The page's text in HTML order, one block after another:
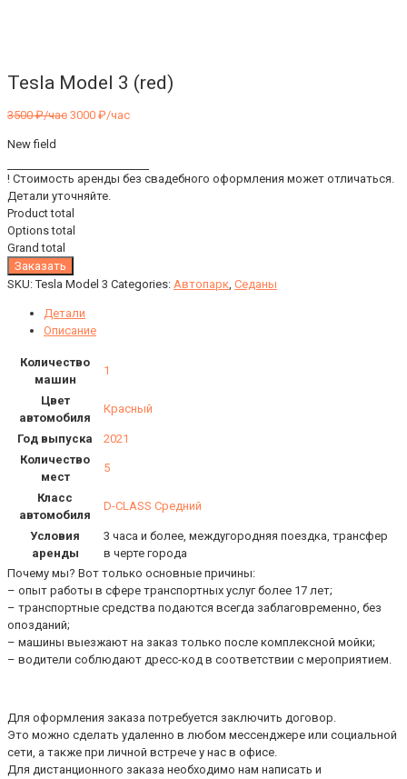
Tesla Model 3 (red)
3500₽/час 3000 ₽/час
New field
! Стоимость аренды без свадебного оформления может отличаться.
Детали уточняйте.
Product total
Options total
Grand total
Заказать
SKU:Tesla Model 3 Categories: Автопарк, Седаны
Детали
Описание
Количество
машин
1
Цвет
автомобиля
Красный
Год выпуска
2021
Количество
мест
5
Класс
автомобиля
D-CLASS Средний
Условия
аренды
3 часа и более, междугородняя поездка, трансфер
в черте города
Почему мы? Вот только основные причины:
– опыт работы в сфере транспортных услуг более 17 лет;
– транспортные средства подаются всегда заблаговременно, без
опозданий;
– машины выезжают на заказ только после комплексной мойки;
– водители соблюдают дресс-код в соответствии с мероприятием.
Для оформления заказа потребуется заключить договор.
Это можно сделать удаленно в любом мессенджере или социальной
сети, а также при личной встрече у нас в офисе.
Для дистанционного заказа необходимо нам написать и